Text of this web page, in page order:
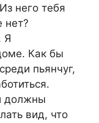
него тебя
нет?
Я
Как бы
пьянчуг,
должны
вид, что